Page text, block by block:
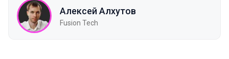
Алексей Алхутов
Fusion Tech